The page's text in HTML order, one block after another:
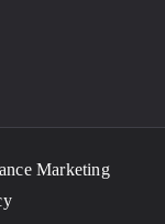
Marketing